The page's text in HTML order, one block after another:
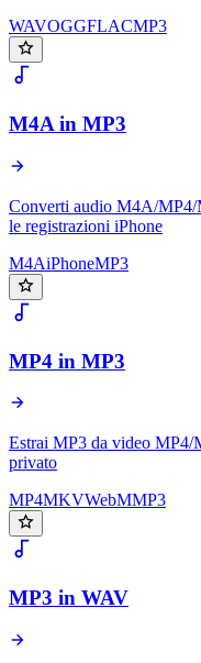
WAVOGGFLACMP3
M4A in MP3
Converti audio M4A/
le registrazioni iPhone
M4AiPhoneMP3
MP4 in MP3
Estrai MP3 da video
privato
MP4MKVWebMMP3
MP3 in WAV